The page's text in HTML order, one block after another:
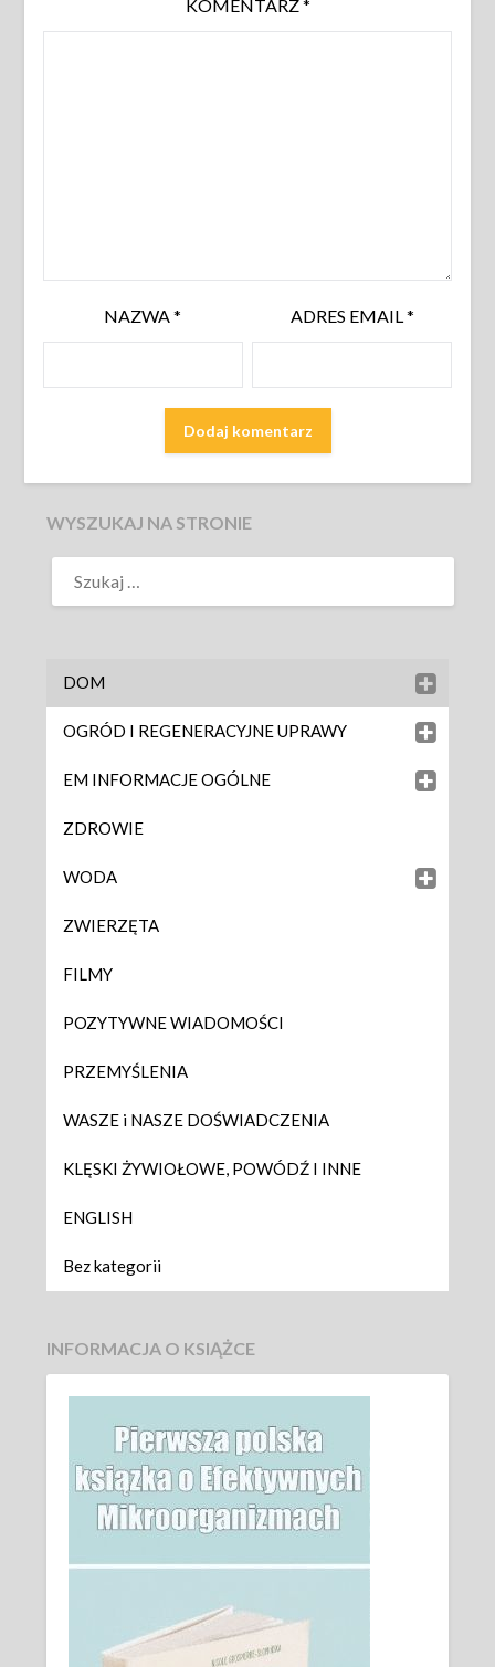
KOMENTARZ*
NAZWA* ADRES EMAIL*
WYSZUKAJ NA STRONIE
DOM
OGRÓD I REGENERACYJNE UPRAWY
EM INFORMACJE OGÓLNE
ZDROWIE
WODA
ZWIERZĘTA
FILMY
POZYTYWNE WIADOMOŚCI
PRZEMYŚLENIA
WASZE i NASZE DOŚWIADCZENIA
KLĘSKI ŻYWIOŁOWE, POWÓDŹ I INNE
ENGLISH
Bez kategorii
INFORMACJA O KSIĄŻCE